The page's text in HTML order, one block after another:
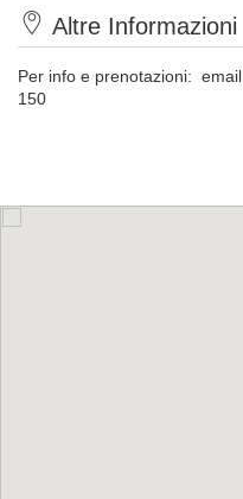
Altre Informazioni
Per info e prenotazioni: email
150